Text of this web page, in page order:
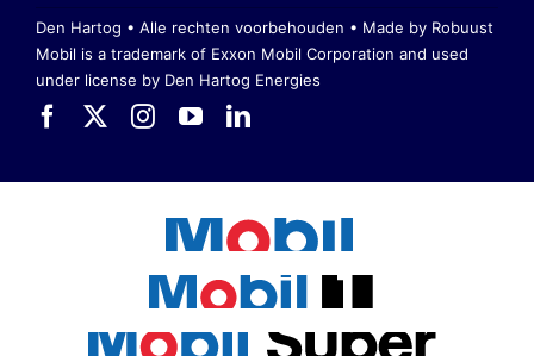
Den Hartog • Alle rechten voorbehouden • Made by Robuust
Mobil is a trademark of Exxon Mobil Corporation and used
under license by Den Hartog Energies